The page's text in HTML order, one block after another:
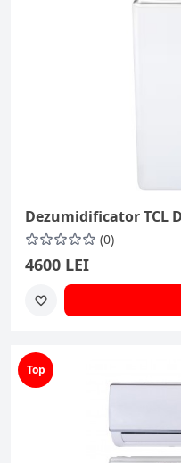
Dezumidificator TCL
(0)
4600 LEI
Top